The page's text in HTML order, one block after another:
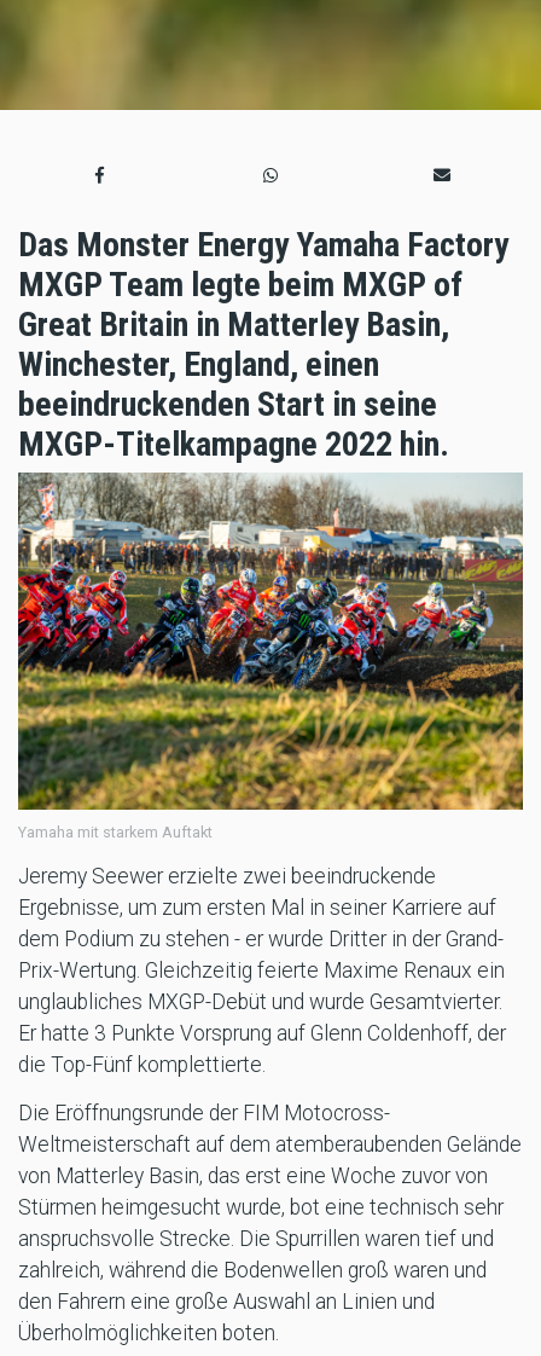
Das Monster Energy Yamaha Factory
MXGP Team legte beim MXGP of
Great Britain in Matterley Basin,
Winchester, England, einen
beeindruckenden Start in seine
MXGP-Titelkampagne 2022 hin.
Yamaha mit starkem Auftakt
Jeremy Seewer erzielte zwei beeindruckende
Ergebnisse, um zum ersten Mal in seiner Karriere auf
dem Podium zu stehen - er wurde Dritter in der Grand-
Prix-Wertung. Gleichzeitig feierte Maxime Renaux ein
unglaubliches MXGP-Debüt und wurde Gesamtvierter.
Er hatte 3 Punkte Vorsprung auf Glenn Coldenhoff, der
die Top-Fünf komplettierte.
Die Eröffnungsrunde der FIM Motocross-
Weltmeisterschaft auf dem atemberaubenden Gelände
von Matterley Basin, das erst eine Woche zuvor von
Stürmen heimgesucht wurde, bot eine technisch sehr
anspruchsvolle Strecke. Die Spurrillen waren tief und
zahlreich, während die Bodenwellen groß waren und
den Fahrern eine große Auswahl an Linien und
Überholmöglichkeiten boten.